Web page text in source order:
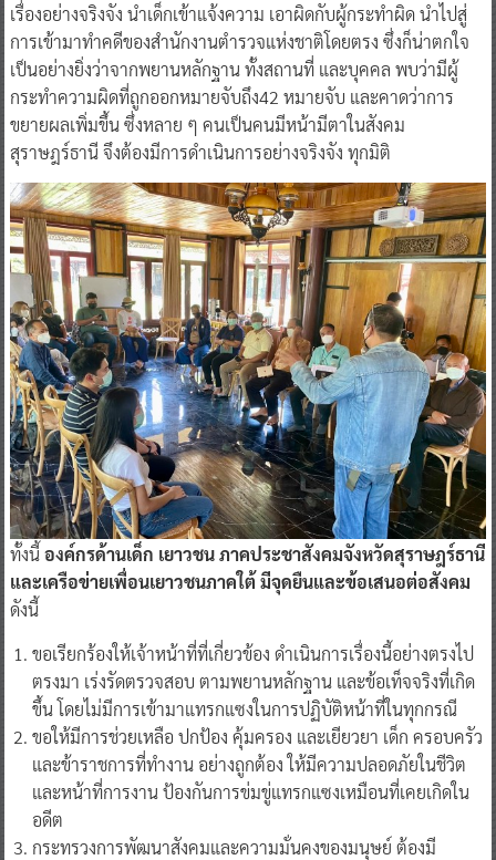
เรื่องอย่างจริงจัง นำเด็กเข้าแจ้งความ เอาผิดกับผู้กระทำผิด นำไปสู่
การเข้ามาทำคดีของสำนักงานตำรวจแห่งชาติโดยตรง ซึ่งก็น่าตกใจ
เป็นอย่างยิ่งว่าจากพยานหลักฐาน ทั้งสถานที่ และบุคคล พบว่ามีผู้
กระทำความผิดที่ถูกออกหมายจับถึง42 หมายจับ และคาดว่าการ
ขยายผลเพิ่มขึ้น ซึ่งหลาย ๆ คนเป็นคนมีหน้ามีตาในสังคม
สุราษฎร์ธานี จึงต้องมีการดำเนินการอย่างจริงจัง ทุกมิติ
ทั้งนี้องค์กรด้านเด็ก เยาวชน ภาคประชาสังคมจังหวัดสุราษฎร์ธานี
และเครือข่ายเพื่อนเยาวชนภาคใต้ มีจุดยืนและข้อเสนอต่อสังคม
ดังนี้
ขอเรียกร้องให้เจ้าหน้าที่ที่เกี่ยวข้อง ดำเนินการเรื่องนี้อย่างตรงไป
ตรงมา เร่งรัดตรวจสอบ ตามพยานหลักฐาน และข้อเท็จจริงที่เกิด
ขึ้น โดยไม่มีการเข้ามาแทรกแซงในการปฏิบัติหน้าที่ในทุกกรณี
ขอให้มีการช่วยเหลือ ปกป้อง คุ้มครอง และเยียวยา เด็ก ครอบครัว
และข้าราชการที่ทำงาน อย่างถูกต้อง ให้มีความปลอดภัยในชีวิต
และหน้าที่การงาน ป้องกันการข่มขู่แทรกแซงเหมือนที่เคยเกิดใน
อดีต
กระทรวงการพัฒนาสังคมและความมั่นคงของมนุษย์ ต้องมี